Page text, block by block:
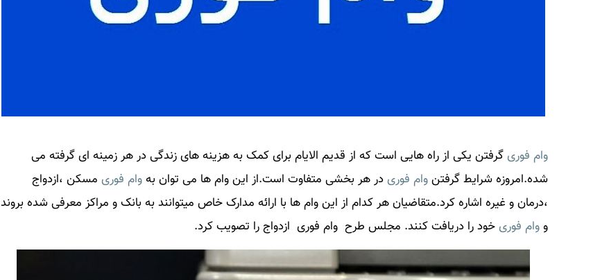
وام فوریگرفتن یکی از راه هایی است که از قدیم الایام برای کمک به هزینه های زندگی در هر زمینه ای گرفته می
شده.امروزه شرایط گرفتنوام فوریدر هر بخشی متفاوت است.از این وام ها می توان بهوام فوری مسکن ،ازدواج
،درمان و غیره اشاره کرد.متقاضیان هر کدام از این وام ها با ارائه مدارک خاص میتوانند به بانک و مراکز معرفی شده بروند
ووام فوریخود را دریافت کنند. مجلس طرح وام فوری ازدواج را تصویب کرد.